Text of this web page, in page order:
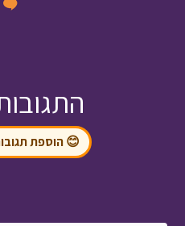
😊 הוספת תגובות